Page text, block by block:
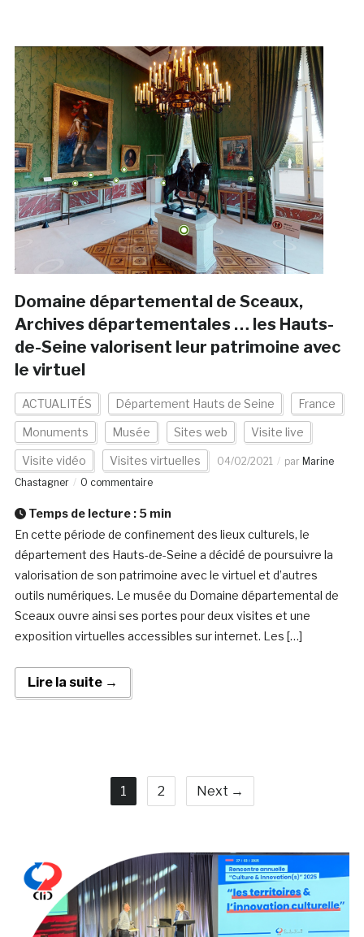
Domaine départemental de Sceaux,
Archives départementales … les Hauts-
de-Seine valorisent leur patrimoine avec
le virtuel
ACTUALITÉS Département Hauts de Seine France
Monuments Musée Sites web Visite live
Visite vidéo Visites virtuelles 04/02/2021 par Marine
Chastagner
0 commentaire
Temps de lecture : 5 min
En cette période de confinement des lieux culturels, le
département des Hauts-de-Seine a décidé de poursuivre la
valorisation de son patrimoine avec le virtuel et d’autres
outils numériques. Le musée du Domaine départemental de
Sceaux ouvre ainsi ses portes pour deux visites et une
exposition virtuelles accessibles sur internet. Les […]
Lire la suite →
1 2 Next →